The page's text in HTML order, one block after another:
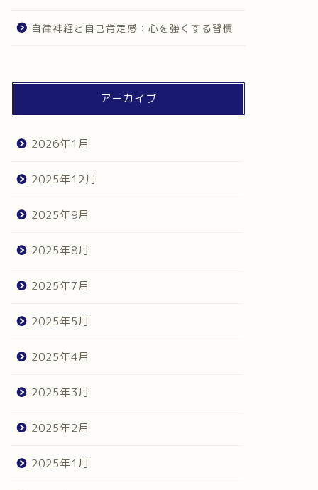
自律神経と自己肯定感：心を強くする習慣
アーカイブ
2026年1月
2025年12月
2025年9月
2025年8月
2025年7月
2025年5月
2025年4月
2025年3月
2025年2月
2025年1月